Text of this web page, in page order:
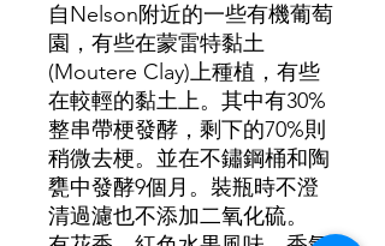
自Nelson附近的一些有機葡萄
園，有些在蒙雷特黏土
(Moutere Clay)上種植，有些
在較輕的黏土上。其中有30%
整串帶梗發酵，剩下的70%則
稍微去梗。並在不鏽鋼桶和陶
甕中發酵9個月。裝瓶時不澄
清過濾也不添加二氧化硫。